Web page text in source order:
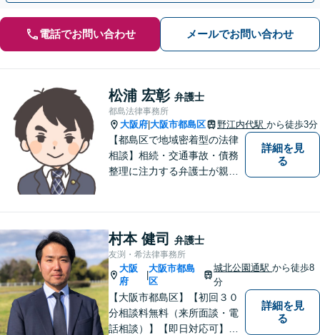
電話でお問い合わせ メールでお問い合わせ
松浦 宏彰 弁護士
都島法律事務所
大阪府 大阪市都島区 野江内代駅 から徒歩3分
【都島区で地域密着型の法律
相談】相続・交通事故・債務
整理に注力する弁護士が親身
様、まずはお気軽にご連絡く
ださい。初回面談予約受付中
詳細を見
る
村本 健司 弁護士
友渕・希法律事務所
大阪
府
|
大阪市都島
区
城北公園通駅から徒歩8
分
【大阪市都島区】【初回３０
分相談料無料（来所面談・電
話相談）】【即日対応可】
詳細を見
る